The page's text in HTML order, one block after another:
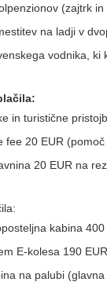
(zajtrk in
na ladji v
vodnika, ki
in turistične
fee 20 EUR
20 EUR na
kabina 400
E-kolesa 190 EUR,
na palubi (glavna